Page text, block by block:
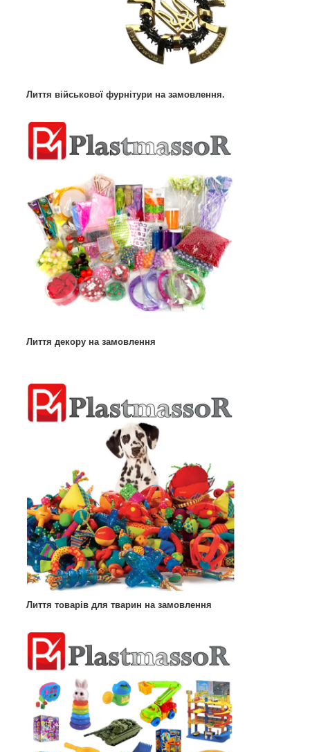
Лиття військової фурнітури на замовлення.
Лиття декору на замовлення
Лиття товарів для тварин на замовлення